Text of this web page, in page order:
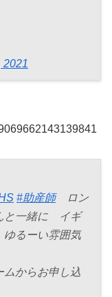
2021
#助産師ロン
と一緒に イギ
るーい雰囲気
ムからお申し込